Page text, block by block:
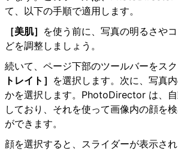
て、以下の手順で適用します。
［美肌］ を使う前に、写真の明るさや
どを調整しましょう。
続いて、ページ下部のツールバーをスク
トレイト］ を選択します。次に、写真
かを選択します。PhotoDirector は、
しており、それを使って画像内の顔を
ができます。
顔を選択すると、スライダーが表示さ